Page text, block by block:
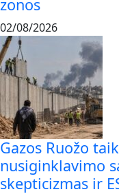
zonos
02/08/2026
Gazos Ruožo
nusiginklavimo
skepticizmas ir